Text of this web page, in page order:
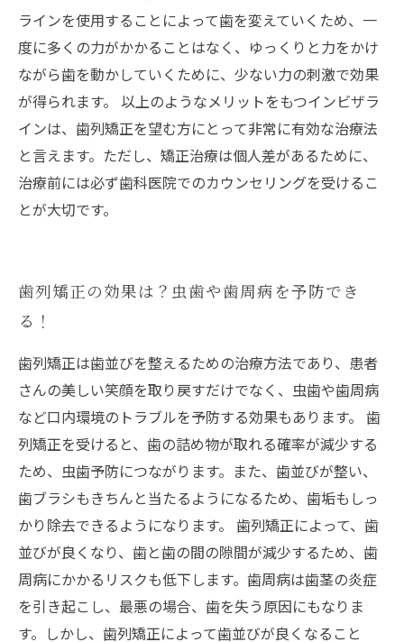
ラインを使用することによって歯を変えていくため、一
度に多くの力がかかることはなく、ゆっくりと力をかけ
ながら歯を動かしていくために、少ない力の刺激で効果
が得られます。 以上のようなメリットをもつインビザラ
インは、歯列矯正を望む方にとって非常に有効な治療法
と言えます。ただし、矯正治療は個人差があるために、
治療前には必ず歯科医院でのカウンセリングを受けるこ
とが大切です。
歯列矯正の効果は？虫歯や歯周病を予防でき
る！
歯列矯正は歯並びを整えるための治療方法であり、患者
さんの美しい笑顔を取り戻すだけでなく、虫歯や歯周病
など口内環境のトラブルを予防する効果もあります。 歯
列矯正を受けると、歯の詰め物が取れる確率が減少する
ため、虫歯予防につながります。また、歯並びが整い、
歯ブラシもきちんと当たるようになるため、歯垢もしっ
かり除去できるようになります。 歯列矯正によって、歯
並びが良くなり、歯と歯の間の隙間が減少するため、歯
周病にかかるリスクも低下します。歯周病は歯茎の炎症
を引き起こし、最悪の場合、歯を失う原因にもなりま
す。しかし、歯列矯正によって歯並びが良くなること